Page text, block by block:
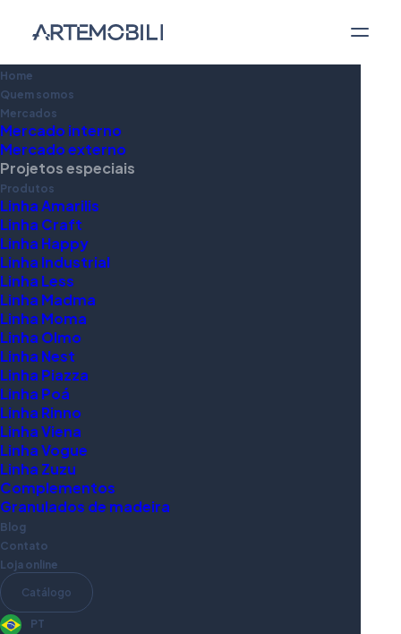
Home
Quem somos
Mercados
Mercado interno
Mercado externo
Projetos especiais
Produtos
Linha Amarilis
Linha Craft
Linha Happy
Linha Industrial
Linha Less
Linha Madma
Linha Moma
Linha Olmo
Linha Nest
Linha Piazza
Linha Poá
Linha Rinno
Linha Viena
Linha Vogue
Linha Zuzu
Complementos
Granulados de madeira
Blog
Contato
Loja online
Catálogo
PT
Soluções exclusivas
para arquitetos e
empresas que
necessitam de
móveis, com design
personalizado em
escala e velocidade
industrial.